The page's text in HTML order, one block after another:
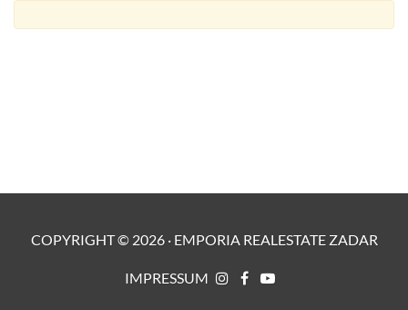
COPYRIGHT © 2026· EMPORIA REALESTATE ZADAR
IMPRESSUM